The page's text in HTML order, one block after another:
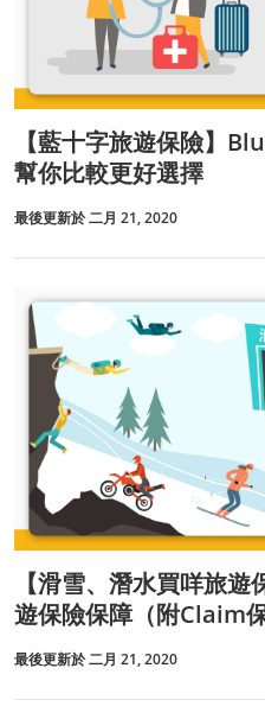
【藍十字旅遊保險】
幫你比較更好選擇
最後更新於 二月 21, 2020
【滑雪、潛水買咩旅
遊保險保障（附Claim
最後更新於 二月 21, 2020